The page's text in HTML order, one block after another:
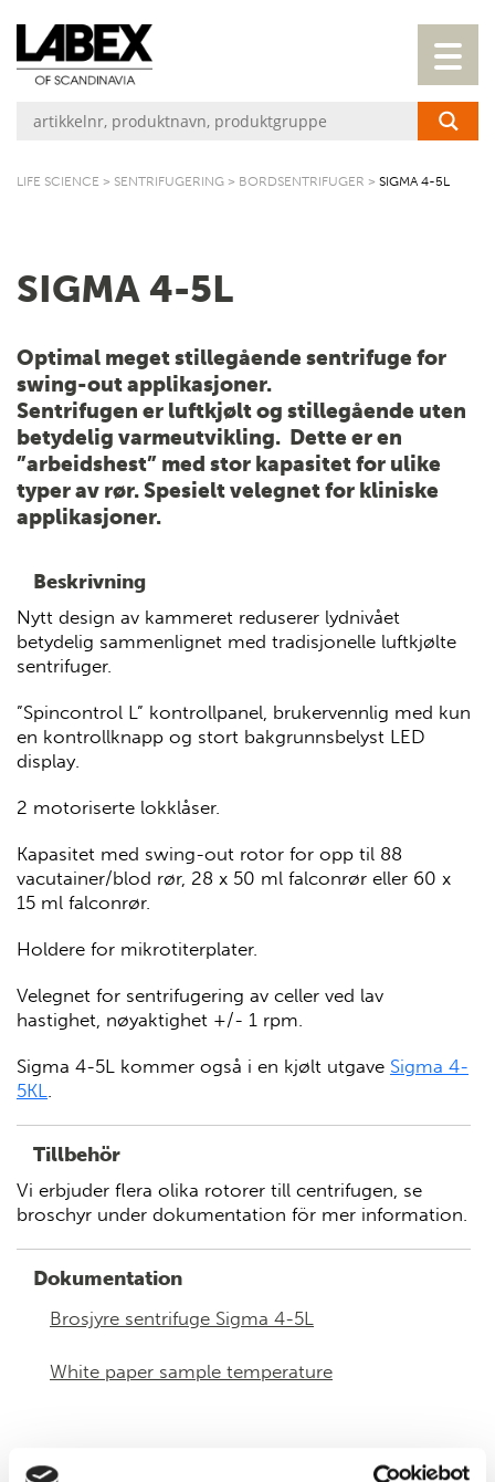
LIFE SCIENCE > SENTRIFUGERING > BORDSENTRIFUGER > SIGMA 4-5L
SIGMA 4-5L
Optimal meget stillegående sentrifuge for
swing-out applikasjoner.
Sentrifugen er luftkjølt og stillegående uten
betydelig varmeutvikling. Dette er en
”arbeidshest” med stor kapasitet for ulike
typer av rør. Spesielt velegnet for kliniske
applikasjoner.
Beskrivning
Nytt design av kammeret reduserer lydnivået
betydelig sammenlignet med tradisjonelle luftkjølte
sentrifuger.
”Spincontrol L” kontrollpanel, brukervennlig med kun
en kontrollknapp og stort bakgrunnsbelyst LED
display.
2 motoriserte lokklåser.
Kapasitet med swing-out rotor for opp til 88
vacutainer/blod rør, 28 x 50 ml falconrør eller 60 x
15 ml falconrør.
Holdere for mikrotiterplater.
Velegnet for sentrifugering av celler ved lav
hastighet, nøyaktighet +/- 1 rpm.
Sigma 4-5L kommer også i en kjølt utgave Sigma 4-
5KL.
Tillbehör
Vi erbjuder flera olika rotorer till centrifugen, se
broschyr under dokumentation för mer information.
Dokumentation
Brosjyre sentrifuge Sigma 4-5L
White paper sample temperature